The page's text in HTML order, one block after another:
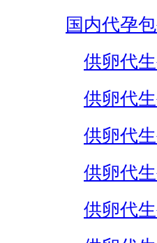
国内代孕
供卵代
供卵代
供卵代
供卵代
供卵代